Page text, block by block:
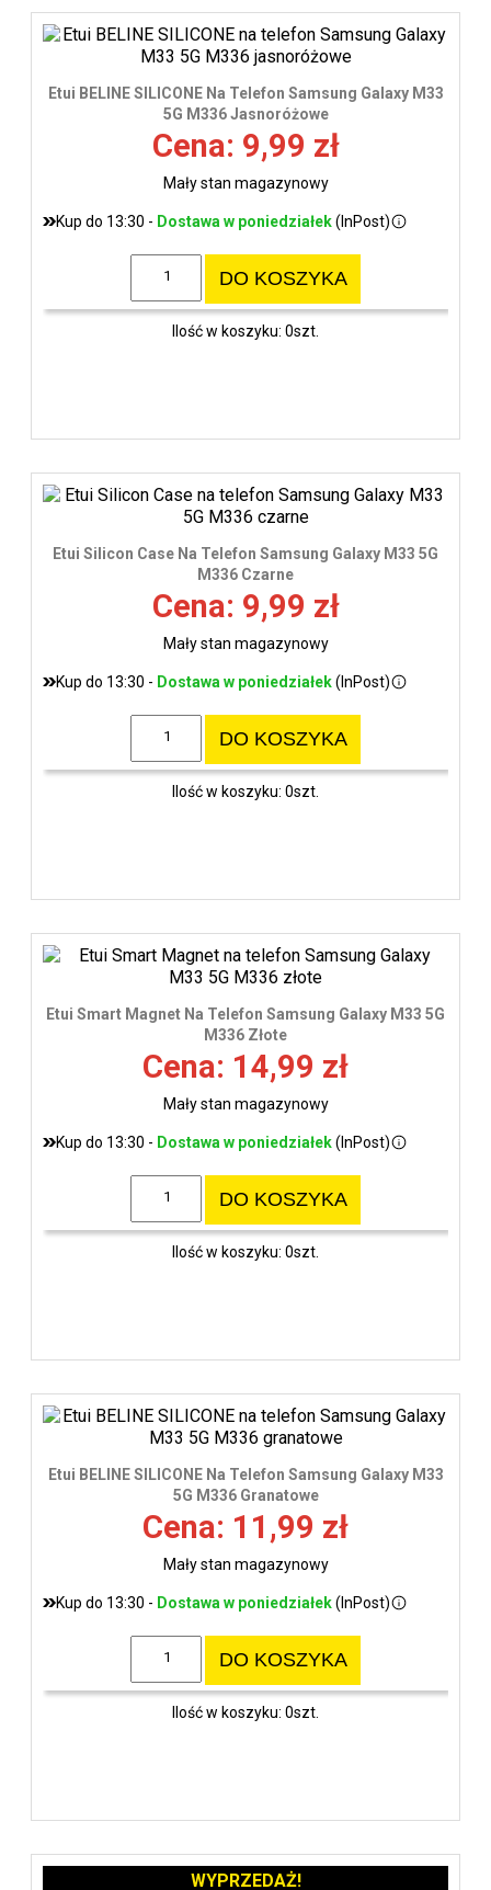
Etui BELINE SILICONE Na Telefon Samsung Galaxy M33
5G M336 Jasnoróżowe
Cena: 9,99 zł
Mały stan magazynowy
Kup do 13:30 - Dostawa w poniedziałek(InPost)
DO KOSZYKA
Ilość w koszyku: 0szt.
Etui Silicon Case Na Telefon Samsung Galaxy M33 5G
M336 Czarne
Cena: 9,99 zł
Mały stan magazynowy
Kup do 13:30 - Dostawa w poniedziałek(InPost)
DO KOSZYKA
Ilość w koszyku: 0szt.
Etui Smart Magnet Na Telefon Samsung Galaxy M33 5G
M336 Złote
Cena: 14,99 zł
Mały stan magazynowy
Kup do 13:30 - Dostawa w poniedziałek(InPost)
DO KOSZYKA
Ilość w koszyku: 0szt.
Etui BELINE SILICONE Na Telefon Samsung Galaxy M33
5G M336 Granatowe
Cena: 11,99 zł
Mały stan magazynowy
Kup do 13:30 - Dostawa w poniedziałek(InPost)
DO KOSZYKA
Ilość w koszyku: 0szt.
WYPRZEDAŻ!